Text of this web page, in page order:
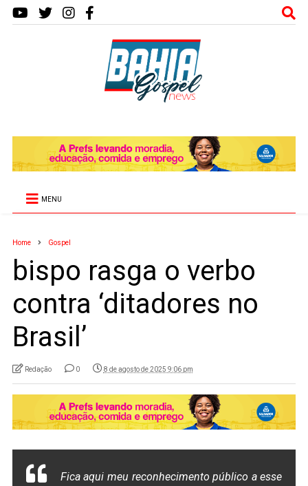
MENU
Home Gospel
bispo rasga o verbo
contra ‘ditadores no
Brasil’
Redação 0 8 de agosto de 2025 9:06 pm
Fica aqui meu reconhecimento público a esse